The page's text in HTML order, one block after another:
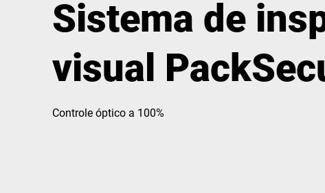
Ásia
Austrália
Sistema de
visual
Controle óptico a 100%